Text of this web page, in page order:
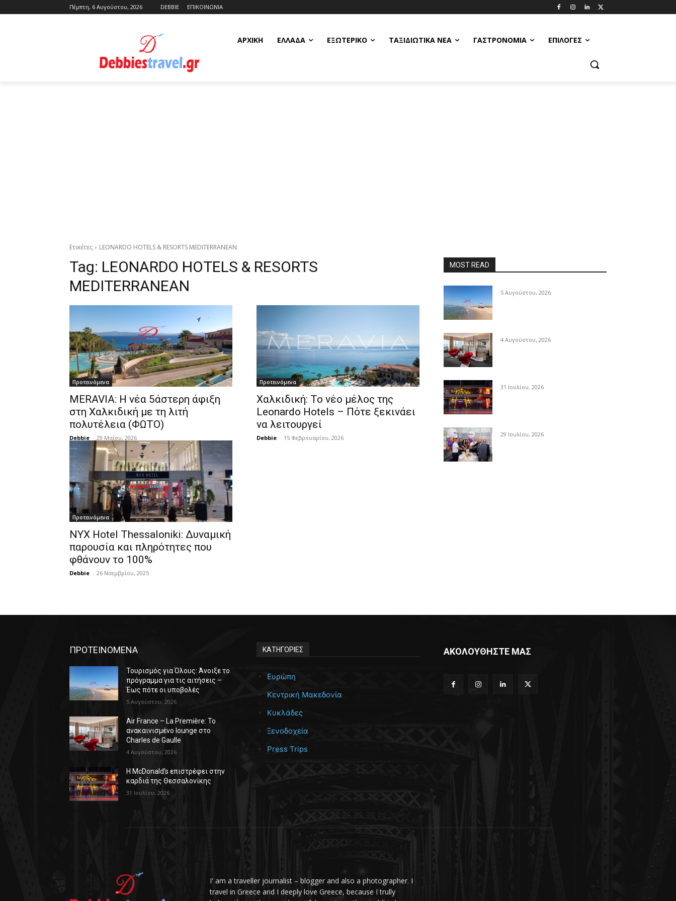
Πέμπτη, 6 Αυγούστου, 2026 DEBBIE ΕΠΙΚΟΙΝΩΝΙΑ
ΑΡΧΙΚΗ ΕΛΛΆΔΑ ΕΞΩΤΕΡΙΚΌ ΤΑΞΙΔΙΩΤΙΚΆ ΝΈΑ ΓΑΣΤΡΟΝΟΜΊΑ ΕΠΙΛΟΓΈΣ
Ετικέτες LEONARDO HOTELS & RESORTS MEDITERRANEAN
Tag: LEONARDO HOTELS & RESORTS
MEDITERRANEAN
Προτεινόμενα
MERAVIA: Η νέα 5άστερη άφιξη
στη Χαλκιδική με τη λιτή
πολυτέλεια (ΦΩΤΟ)
Debbie - 29 Μαΐου, 2026
Προτεινόμενα
Χαλκιδική: Το νέο μέλος της
Leonardo Hotels – Πότε ξεκινάει
να λειτουργεί
Debbie - 15 Φεβρουαρίου, 2026
Προτεινόμενα
NYX Hotel Thessaloniki: Δυναμική
παρουσία και πληρότητες που
φθάνουν το 100%
Debbie - 26 Νοεμβρίου, 2025
MOST READ
5 Αυγούστου, 2026
4 Αυγούστου, 2026
31 Ιουλίου, 2026
29 Ιουλίου, 2026
ΠΡΟΤΕΙΝΟΜΕΝΑ
Τουρισμός για Όλους: Άνοιξε το
πρόγραμμα για τις αιτήσεις –
Έως πότε οι υποβολές
5 Αυγούστου, 2026
Air France – La Première: Το
ανακαινισμένο lounge στο
Charles de Gaulle
4 Αυγούστου, 2026
Η McDonald’s επιστρέφει στην
καρδιά της Θεσσαλονίκης
31 Ιουλίου, 2026
ΚΑΤΗΓΟΡΙΕΣ
Ευρώπη
Κεντρική Μακεδονία
Κυκλάδες
Ξενοδοχεία
Press Trips
ΑΚΟΛΟΥΘΗΣΤΕ ΜΑΣ
I' am a traveller journalist – blogger and also a photographer. I
travel in Greece and I deeply love Greece, because I trully